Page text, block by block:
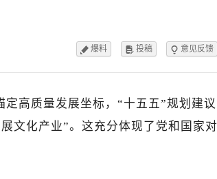
爆料  投稿  意见反馈
高质量发展坐标，“十五五”规划建议
文化产业”。这充分体现了党和国家对